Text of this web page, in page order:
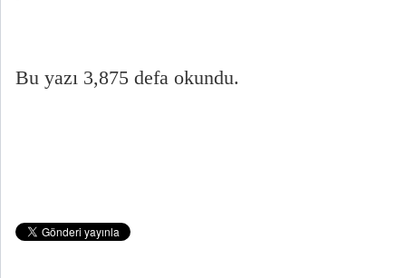
Bu yazı 3,875 defa okundu.